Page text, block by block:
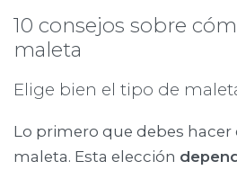
10 consejos sobre
maleta
Elige bien el tipo de
Lo primero que debes hacer
maleta. Esta elección